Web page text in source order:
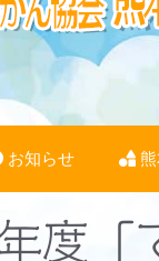
お知らせ
度「